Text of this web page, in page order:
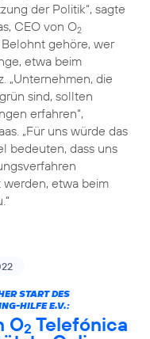
der Politik“, sagte
CEO von O2
gehöre, wer
etwa beim
„Unternehmen, die
sind, sollten
erfahren“,
„Für uns würde das
bedeuten, dass uns
etwa beim
START DES
HILFE E.V.:
O2 Telefónica